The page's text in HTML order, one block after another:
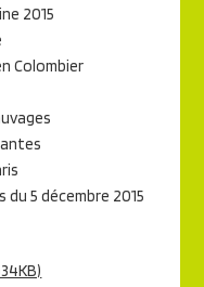
2015
Colombier
5 décembre 2015